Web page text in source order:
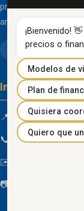
proyectos
arquitectónico
Información de
📍 Km 85 Vía
📞 096 934 4318
✉️
📷
¡Bienvenido!
precios o
Modelos de
Plan de
Quisiera
Quiero que